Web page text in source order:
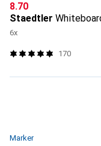
CHF
8.70
Staedtler
6x
170
Marker